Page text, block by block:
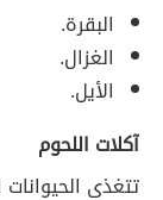
البقرة.
الغزال.
الأيل.
آكلات اللحوم